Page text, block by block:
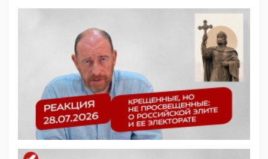
деятельность ИИТО ЮНЕСКО в России, но
цифроглобалисты продолжают определять
повестку в образовании
09:43, 01 Июня 2026
5G за счет здоровья граждан: Минцифры намерено
отобрать у регионов и муниципалитетов право
защищать жилые дома и социальные объекты от
05:58, 26 Мая 2026
Роскомнадзор освободили от борца с
деструктивным и опасным контентом
07:39, 25 Мая 2026